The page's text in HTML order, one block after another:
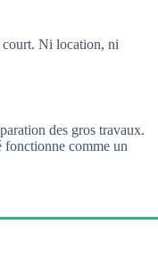
court. Ni location, ni
des gros travaux.
fonctionne comme un